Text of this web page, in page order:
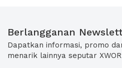
Berlangganan
Dapatkan informasi, promo
menarik lainnya seputar